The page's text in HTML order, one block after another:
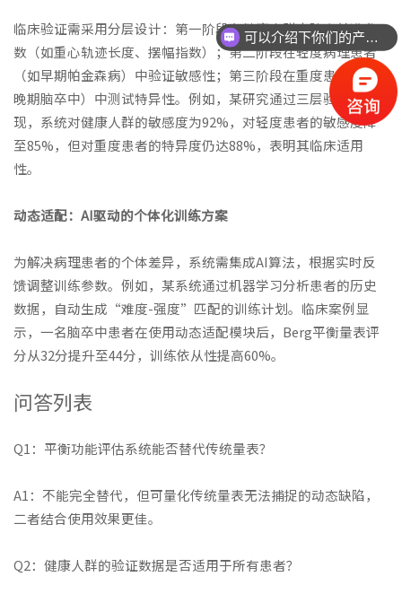
临床验证需采用分层设计：第一阶段在健康人群中建立基准参
数（如重心轨迹长度、摆幅指数）；第二阶段在轻度病理患者
（如早期帕金森病）中验证敏感性；第三阶段在重度患者（如
晚期脑卒中）中测试特异性。例如，某研究通过三层验证发
现，系统对健康人群的敏感度为92%，对轻度患者的敏感度降
至85%，但对重度患者的特异度仍达88%，表明其临床适用
性。
动态适配：AI驱动的个体化训练方案
为解决病理患者的个体差异，系统需集成AI算法，根据实时反
馈调整训练参数。例如，某系统通过机器学习分析患者的历史
数据，自动生成“难度-强度”匹配的训练计划。临床案例显
示，一名脑卒中患者在使用动态适配模块后，Berg平衡量表评
分从32分提升至44分，训练依从性提高60%。
问答列表
Q1：平衡功能评估系统能否替代传统量表？
A1：不能完全替代，但可量化传统量表无法捕捉的动态缺陷，
二者结合使用效果更佳。
Q2：健康人群的验证数据是否适用于所有患者？
你们是怎么收费的呢？